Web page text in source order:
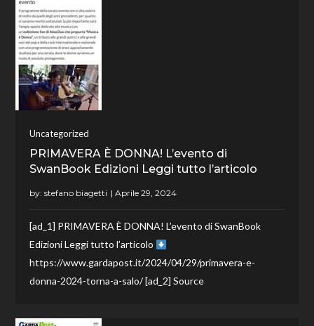
Uncategorized
PRIMAVERA È DONNA! L’evento di
SwanBook Edizioni Leggi tutto l’articolo
by:stefano biagetti
[ad_1] PRIMAVERA È DONNA! L’evento di SwanBook
Edizioni Leggi tutto l’articolo
https://www.gardapost.it/2024/04/29/primavera-e-
donna-2024-torna-a-salo/ [ad_2] Source